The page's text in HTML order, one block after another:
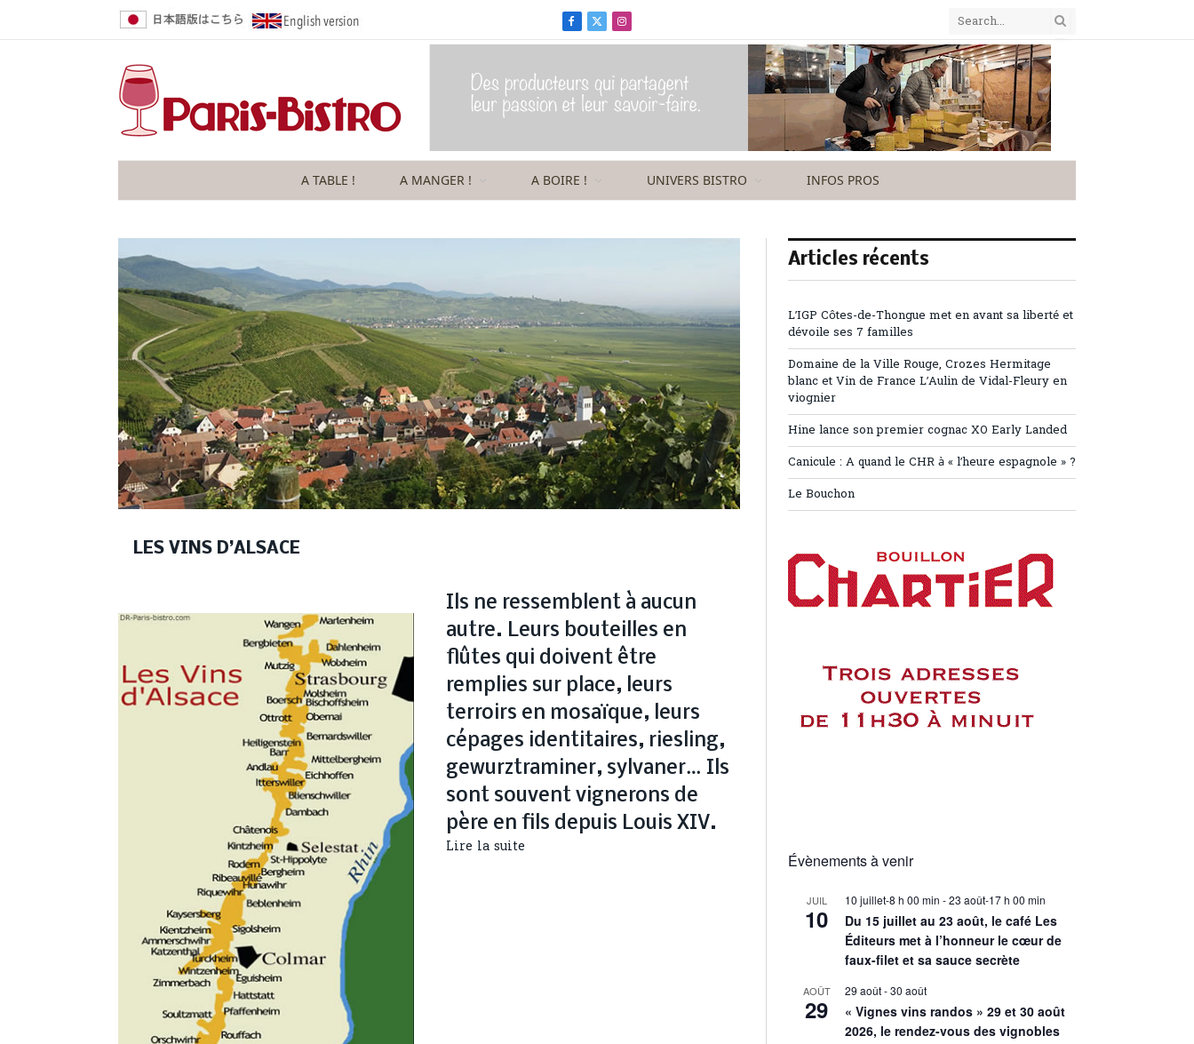
Facebook
X
(Twitter)
Instagram
A TABLE ! A MANGER ! A BOIRE ! UNIVERS BISTRO INFOS PROS
LES VINS D’ALSACE
Ils ne ressemblent à aucun
autre. Leurs bouteilles en
flûtes qui doivent être
remplies sur place, leurs
terroirs en mosaïque, leurs
cépages identitaires, riesling,
gewurztraminer, sylvaner… Ils
sont souvent vignerons de
père en fils depuis Louis XIV.
Lire la suite
Articles récents
L’IGP Côtes-de-Thongue met en avant sa liberté et
dévoile ses 7 familles
Domaine de la Ville Rouge, Crozes Hermitage
blanc et Vin de France L’Aulin de Vidal-Fleury en
viognier
Hine lance son premier cognac XO Early Landed
Canicule : A quand le CHR à « l’heure espagnole » ?
Le Bouchon
Évènements à venir
JUIL
10
10 juillet-8 h 00 min -23 août-17 h 00 min
Du 15 juillet au 23 août, le café Les
Éditeurs met à l’honneur le cœur de
faux-filet et sa sauce secrète
AOÛT
29
29 août-30 août
« Vignes vins randos » 29 et 30 août
2026, le rendez-vous des vignobles